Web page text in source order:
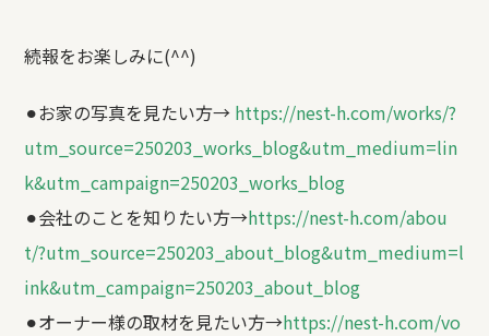
続報をお楽しみに(^^)
⚫︎お家の写真を見たい方→ https://nest-h.com/works/?
utm_source=250203_works_blog&utm_medium=lin
k&utm_campaign=250203_works_blog
⚫︎会社のことを知りたい方→https://nest-h.com/abou
t/?utm_source=250203_about_blog&utm_medium=l
ink&utm_campaign=250203_about_blog
⚫︎オーナー様の取材を見たい方→https://nest-h.com/vo